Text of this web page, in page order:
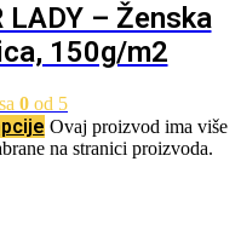
– Ženska
150g/m2
0 od 5
Ovaj proizvod ima više
na stranici proizvoda.